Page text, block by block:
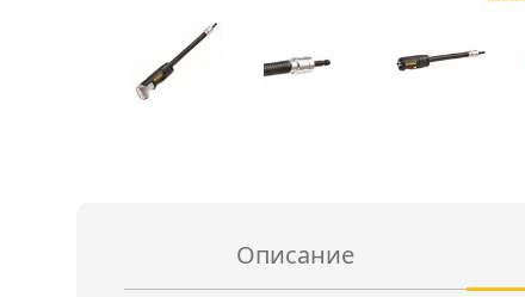
Описание